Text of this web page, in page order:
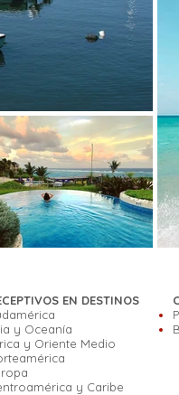
EN DESTINOS
y Oceanía
y Oriente Medio
y Caribe